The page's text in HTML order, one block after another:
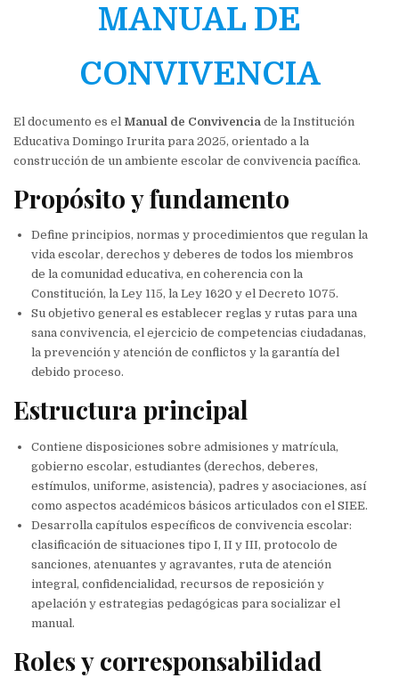
MANUAL DE
CONVIVENCIA
El documento es el Manual de Convivencia de la Institución
Educativa Domingo Irurita para 2025, orientado a la
construcción de un ambiente escolar de convivencia pacífica.
Propósito y fundamento
Define principios, normas y procedimientos que regulan la
vida escolar, derechos y deberes de todos los miembros
de la comunidad educativa, en coherencia con la
Constitución, la Ley 115, la Ley 1620 y el Decreto 1075.
Su objetivo general es establecer reglas y rutas para una
sana convivencia, el ejercicio de competencias ciudadanas,
la prevención y atención de conflictos y la garantía del
debido proceso.
Estructura principal
Contiene disposiciones sobre admisiones y matrícula,
gobierno escolar, estudiantes (derechos, deberes,
estímulos, uniforme, asistencia), padres y asociaciones, así
como aspectos académicos básicos articulados con el SIEE.
Desarrolla capítulos específicos de convivencia escolar:
clasificación de situaciones tipo I, II y III, protocolo de
sanciones, atenuantes y agravantes, ruta de atención
integral, confidencialidad, recursos de reposición y
apelación y estrategias pedagógicas para socializar el
manual.
Roles y corresponsabilidad